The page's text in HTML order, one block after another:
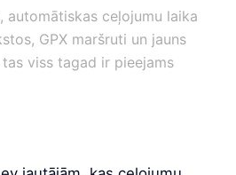
automātiskas ceļojumu laika
GPX maršruti un jauns
viss tagad ir pieejams